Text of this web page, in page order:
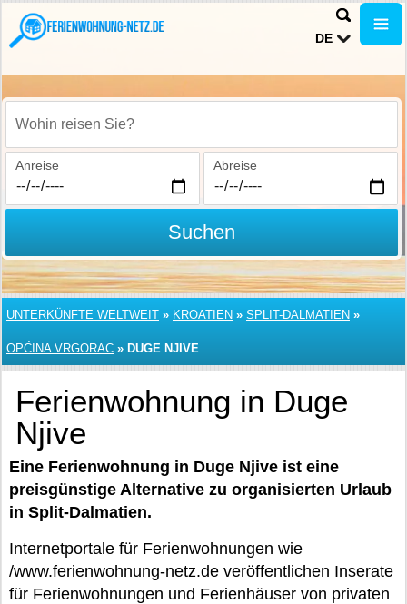
DE
Wohin reisen Sie?
Anreise Abreise
Suchen
UNTERKÜNFTE WELTWEIT » KROATIEN » SPLIT-DALMATIEN »
OPĆINA VRGORAC » DUGE NJIVE
Ferienwohnung in Duge
Njive
Eine Ferienwohnung in Duge Njive ist eine
preisgünstige Alternative zu organisierten Urlaub
in Split-Dalmatien.
Internetportale für Ferienwohnungen wie
/www.ferienwohnung-netz.de veröffentlichen Inserate
für Ferienwohnungen und Ferienhäuser von privaten